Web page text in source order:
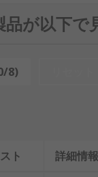
材料、色、形状
る場合があり
、内部に配置さ
大規模な設備ま
ます。
品が以下
8)
ト 詳細情報